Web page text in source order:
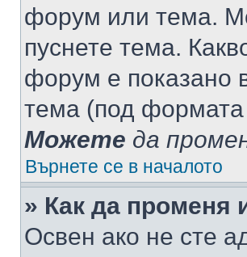
форум или тема.
пуснете тема.
форум е показано
тема (под
Можете да
Върнете се в началото
» Как да променя
Освен ако не сте